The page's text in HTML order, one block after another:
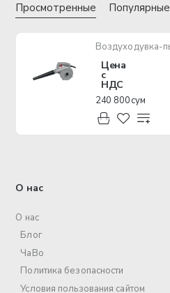
Просмотренные Популярные
Цена
с
НДС
240 800 сум
О нас
О нас
Блог
ЧаВо
Политика безопасности
Условия пользования сайтом